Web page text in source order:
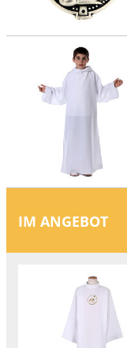
IM ANGEBOT